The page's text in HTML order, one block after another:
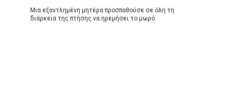
Μια εξαντλημένη μητέρα προσπαθούσε σε όλη τη
διάρκεια της πτήσης να ηρεμήσει το μωρό